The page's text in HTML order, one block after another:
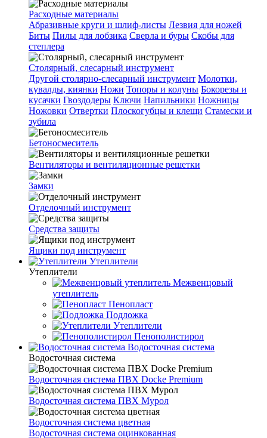
Расходные материалы
Абразивные круги и шлиф-листы Лезвия для ножей
Биты Пилы для лобзика Сверла и буры Скобы для
степлера
Столярный, слесарный инструмент
Другой столярно-слесарный инструмент Молотки,
кувалды, киянки Ножи Топоры и колуны Бокорезы и
кусачки Гвоздодеры Ключи Напильники Ножницы
Ножовки Отвертки Плоскогубцы и клещи Стамески и
зубила
Бетоносмеситель
Вентиляторы и вентиляционные решетки
Замки
Отделочный инструмент
Средства защиты
Ящики под инструмент
Утеплители
Утеплители
Межвенцовый
утеплитель
Пенопласт
Подложка
Утеплители
Пенополистирол
Водосточная система
Водосточная система
Водосточная система ПВХ Docke Premium
Водосточная система ПВХ Мурол
Водосточная система цветная
Водосточная система оцинкованная